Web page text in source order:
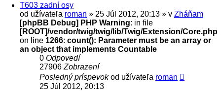
T603 zadní osy
od užívateľa roman » 25 Júl 2012, 20:13 » v Zháňam
[phpBB Debug] PHP Warning: in file
[ROOT]/vendor/twig/twig/lib/Twig/Extension/Core.php
on line 1266: count(): Parameter must be an array or
an object that implements Countable
0 Odpovedí
27906 Zobrazení
Posledný príspevokod užívateľa roman
25 Júl 2012, 20:13